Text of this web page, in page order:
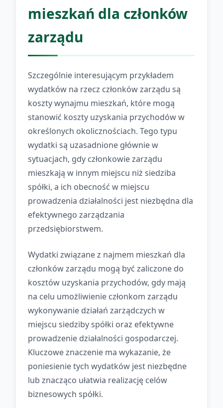
mieszkań dla członków
zarządu
Szczególnie interesującym przykładem
wydatków na rzecz członków zarządu są
koszty wynajmu mieszkań, które mogą
stanowić koszty uzyskania przychodów w
określonych okolicznościach. Tego typu
wydatki są uzasadnione głównie w
sytuacjach, gdy członkowie zarządu
mieszkają w innym miejscu niż siedziba
spółki, a ich obecność w miejscu
prowadzenia działalności jest niezbędna dla
efektywnego zarządzania
przedsiębiorstwem.
Wydatki związane z najmem mieszkań dla
członków zarządu mogą być zaliczone do
kosztów uzyskania przychodów, gdy mają
na celu umożliwienie członkom zarządu
wykonywanie działań zarządczych w
miejscu siedziby spółki oraz efektywne
prowadzenie działalności gospodarczej.
Kluczowe znaczenie ma wykazanie, że
poniesienie tych wydatków jest niezbędne
lub znacząco ułatwia realizację celów
biznesowych spółki.